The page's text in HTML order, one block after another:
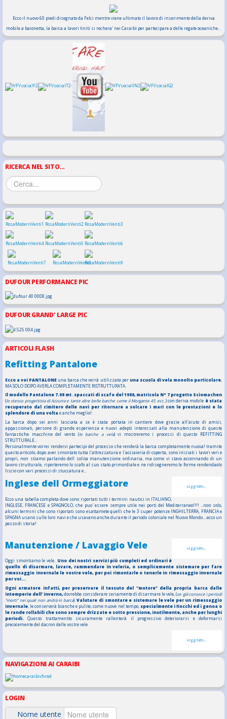
Ecco il nuovo 60 piedi disegnato da Felci mentre viene ultimato il lavoro di inserimento della deriva
mobile a baionetta, la barca a lavori finiti si rechera' nei Caraibi per partecipare a delle regate oceaniche...
RICERCA NEL SITO...
DUFOUR PERFORMANCE PIC
DUFOUR GRAND' LARGE PIC
ARTICOLI FLASH
Refitting Pantalone
Ecco a voi PANTALONE una barca che verrà utilizzata per una scuola di vela mooolto particolare
MA SOLO DOPO AVERLA COMPLETAMENTE RISTRUTTURATA.
Il modello Pantalone 7.08 mt. spaccati di scafo del 1980, matricola N° 7 progetto Sciomachen
(lo stesso progettista di Azzurra e tante altre belle barche come il Morgante 45 ecc.. ) con deriva mobile è stata
recuperato dal cimitero delle navi per ritornare a solcare i mari con le prestazioni e lo
splendore di una volta e anche meglio!.
La barca dopo sei anni lasciata a se è stata portata in cantiere dove grazie all'aiuto di amici,
appassionati, persone di grande esperienza e nuovi adepti interessati alla manutenzione di queste
fantastiche macchine del vento (le barche a vela) vi mostreremo i processi di questo REFITTING
STRUTTURALE...
Personalmente vorrei rendervi partecipi del processo che renderà la barca completamente nuova! tramite
questo articolo, dopo aver smontato tutta l'attrezzatura e l'acciaieria di coperta, sono iniziati i lavori veri e
propri, non stiamo parlando dell solita manutenzione ordinaria, ma come vi stavo accennando di un
lavoro strutturale, riporteremo lo scafo al suo stato primordiale e ne ridisegneremo le forme rendendaolo
liscio con vari processi di stuccatura e...
Leggi tutto...
Inglese dell Ormeggiatore
Ecco una tabella completa dove sono riportati tutti i termini nautici in ITALIANO,
INGLESE, FRANCESE e SPAGNOLO, che puo' essere sempre utile nei porti del Mediterraneo!!!! ..non solo,
alcuni termini che sono riportati sono esattamete quelli che le 3 super potenze INGHILTERRA, FRANCIA e
SPAGNA usano sulle loro navi e che usavano anche durante il periodo coloniale nel Nuovo Mondo....ecco un
pezzo di storia!
Leggi tutto...
Manutenzione / Lavaggio Vele
Oggi smontiamo le vele.. Uno dei nostri servizi più completi ed ordinari è
quello di disarmare, lavare, rammendare in veleria, o semplicemente sistemare per fare
rimessaggio invernale le vostre vele, per poi rimontarle o tenerle in rimessaggio invernale
per voi...
Ogni armatore infatti, per preservare il tessuto del "motore" della propria barca dalle
intemperie dell' inverno,dovrebbe considerare seriamente di disarmare le vele, (se già conosce i periodi
"morti" nei quali non andrà in barca).Valutare di smontare e sistemare le vele per un rimessaggio
invernale , le conserverà bianche e pulite, come nuove nel tempo, specialmente i fiocchi ed i genoa o
le rande rollabili che sono sempre drizzate e sotto pressione, inutilmente, anche per lunghi
periodi. Questo trattamentto sicuramente rallenterà il progressivo deteriorarsi e deformarsi
precocemente del dacron delle vostre vele.
Leggi tutto...
NAVIGAZIONI AI CARAIBI
LOGIN
Nome utente